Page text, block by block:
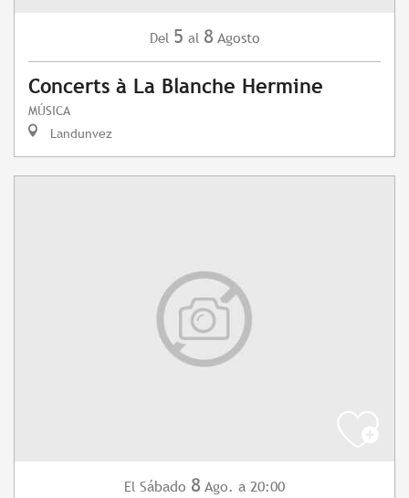
Del 5 al 8 Agosto
Concerts à La Blanche Hermine
MÚSICA
Landunvez
El Sábado 8 Ago. a 20:00